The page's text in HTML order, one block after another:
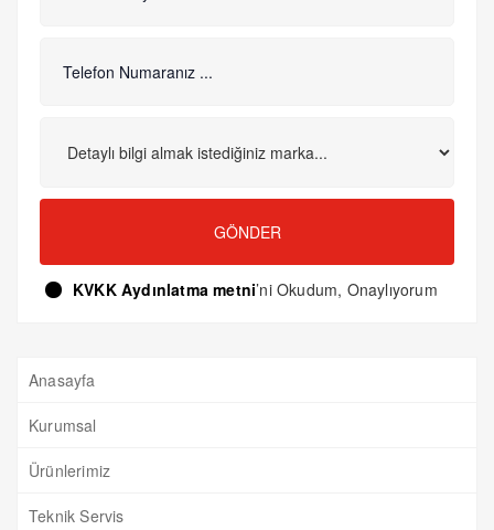
GÖNDER
KVKK Aydınlatma metni’ni Okudum, Onaylıyorum
Anasayfa
Kurumsal
Ürünlerimiz
Teknik Servis